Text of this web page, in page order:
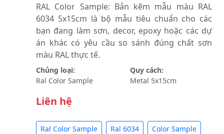
RAL Color Sample: Bản kẽm mẫu màu RAL
6034 5x15cm là bộ mẫu tiêu chuẩn cho các
bạn đang làm sơn, decor, epoxy hoặc các dự
án khác có yêu cầu so sánh đúng chất sơn
màu RAL thực tế.
Chủng loại:
Ral Color Sample
Quy cách:
Metal 5x15cm
Liên hệ
Ral Color Sample Ral 6034
Color Sample